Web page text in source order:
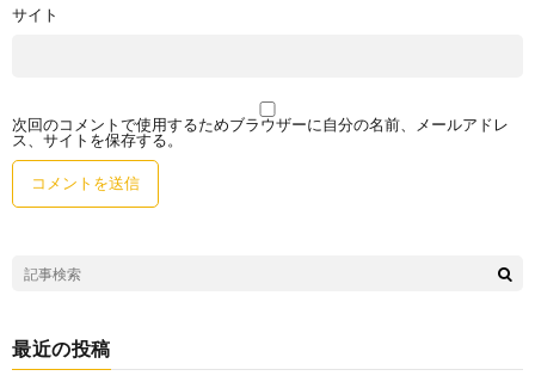
サイト
次回のコメントで使用するためブラウザーに自分の名前、メールアドレ
ス、サイトを保存する。
最近の投稿